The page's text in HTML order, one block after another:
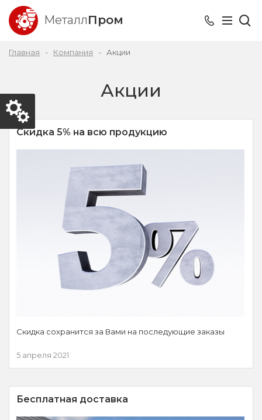
МеталлПром
Главная Компания Акции
Акции
Скидка 5% на всю продукцию
Скидка сохранится за Вами на последующие заказы
5 апреля 2021
Бесплатная доставка